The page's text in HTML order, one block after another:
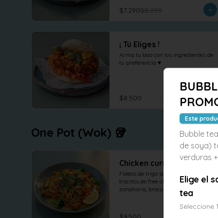
$7.290$8.290
¡ Tú Eliges !
Arma tu bao con los ingredientes de
tu preferencia ♥
$8.500
One Pot (Wok) 🥡
Chicken curry
Fideos de trigo salteados con
trocitos de free chicken, pimenton,
zanahoria, brocoli y cebolla al wok
en salsa curry, cilantro maní y
Este
Bubble
de soya)
verduras
Elige el
tea
Seleccione 1